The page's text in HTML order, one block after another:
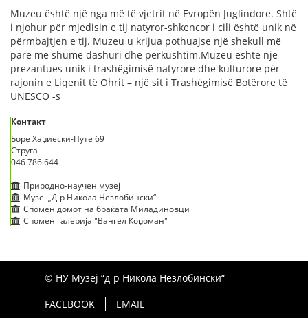
Muzeu është një nga më të vjetrit në Evropën Juglindore. Shtë
i njohur për mjedisin e tij natyror-shkencor i cili është unik në
përmbajtjen e tij. Muzeu u krijua pothuajse një shekull më
parë me shumë dashuri dhe përkushtim.Muzeu është një
prezantues unik i trashëgimisë natyrore dhe kulturore për
rajonin e Liqenit të Ohrit – një sit i Trashëgimisë Botërore të
UNESCO -s
Контакт
Боре Хаџиески-Путе 69
Струга
046 786 644
Природно-научен музеј
Музеј „Д-р Никола Незлобински“
Спомен домот на браќата Миладиновци
Спомен галерија "Вангел Коџоман"
© НУ Музеј “д-р Никола Незлобински“
FACEBOOK
EMAIL